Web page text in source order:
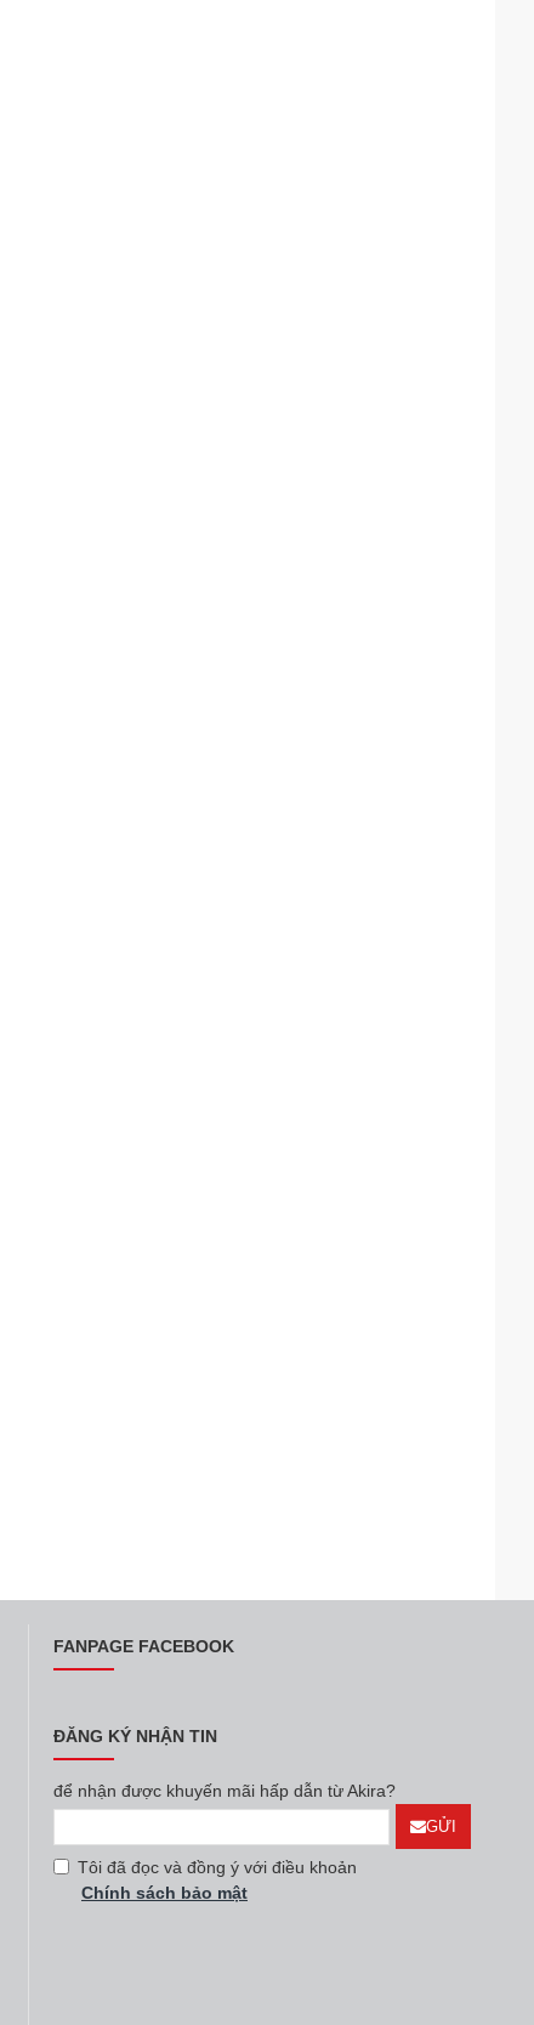
FANPAGE FACEBOOK
ĐĂNG KÝ NHẬN TIN
để nhận được khuyến mãi hấp dẫn từ Akira?
GỬI
Tôi đã đọc và đồng ý với điều khoản
Chính sách bảo mật